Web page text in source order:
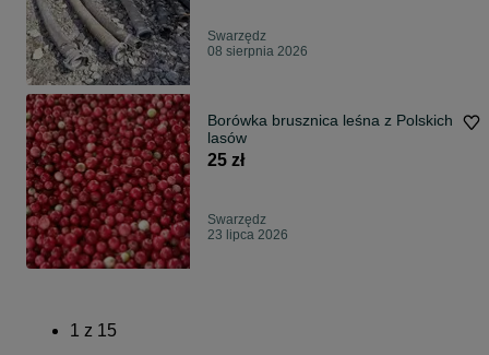
Swarzędz
08 sierpnia 2026
Borówka brusznica leśna z Polskich
lasów
25 zł
Swarzędz
23 lipca 2026
1 z 15